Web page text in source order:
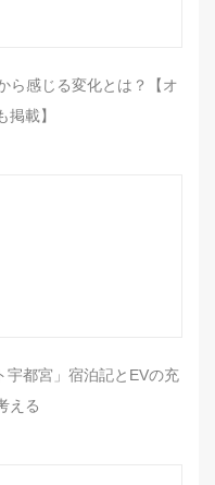
ら感じる変化とは？【オ
掲載】
宇都宮」宿泊記とEVの充
える